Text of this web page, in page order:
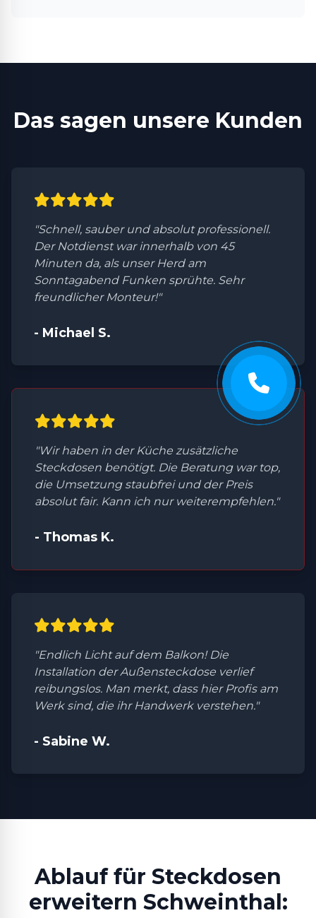
Das sagen unsere Kunden
"Schnell, sauber und absolut professionell.
Der Notdienst war innerhalb von 45
Minuten da, als unser Herd am
Sonntagabend Funken sprühte. Sehr
freundlicher Monteur!"
- Michael S.
"Wir haben in der Küche zusätzliche
Steckdosen benötigt. Die Beratung war top,
die Umsetzung staubfrei und der Preis
absolut fair. Kann ich nur weiterempfehlen."
- Thomas K.
"Endlich Licht auf dem Balkon! Die
Installation der Außensteckdose verlief
reibungslos. Man merkt, dass hier Profis am
Werk sind, die ihr Handwerk verstehen."
- Sabine W.
Ablauf für Steckdosen
erweitern Schweinthal: